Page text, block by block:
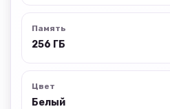
Память
256 ГБ
Цвет
Белый